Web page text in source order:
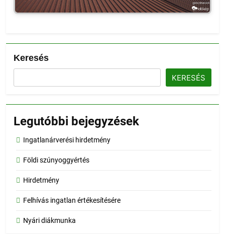
Keresés
KERESÉS
Legutóbbi bejegyzések
Ingatlanárverési hirdetmény
Földi szúnyoggyértés
Hirdetmény
Felhívás ingatlan értékesítésére
Nyári diákmunka